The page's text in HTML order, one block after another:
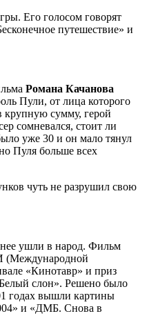
Его голосом говорят
путешествие» и
Романа Качанова
Пули, от лица которого
крупную сумму, герой
сомневался, стоит ли
уже 30 и он мало тянул
Пуля больше всех
нее ушли в народ. Фильм
«Кинотавр» и приз
слон». Решено было
годах вышли картины
и «ДМБ. Снова в